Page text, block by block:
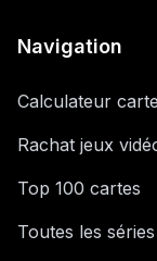
Navigation
Calculateur
Rachat jeux
Top 100 cartes
Toutes les séries